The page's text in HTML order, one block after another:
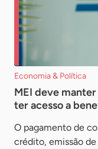
Economia & Política
MEI deve
ter acesso a
O pagamento de
crédito, emissão